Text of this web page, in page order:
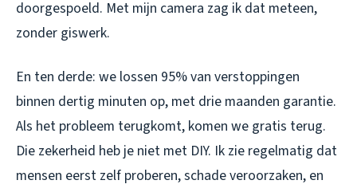
doorgespoeld. Met mijn camera zag ik dat meteen,
zonder giswerk.
En ten derde: we lossen 95% van verstoppingen
binnen dertig minuten op, met drie maanden garantie.
Als het probleem terugkomt, komen we gratis terug.
Die zekerheid heb je niet met DIY. Ik zie regelmatig dat
mensen eerst zelf proberen, schade veroorzaken, en